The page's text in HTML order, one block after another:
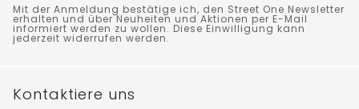
Mit der Anmeldung bestätige ich, den Street One Newsletter
erhalten und über Neuheiten und Aktionen per E-Mail
informiert werden zu wollen. Diese Einwilligung kann
jederzeit widerrufen werden.
Kontaktiere uns